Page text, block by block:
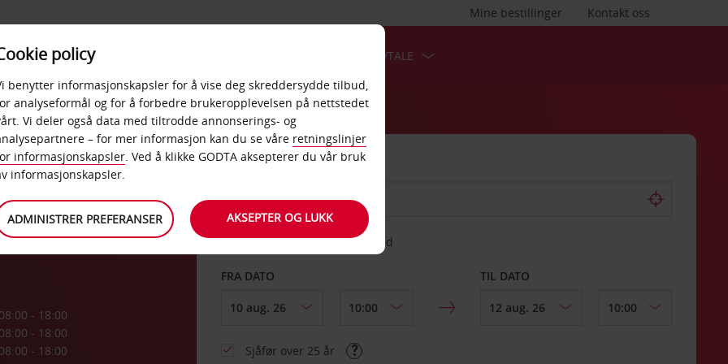
Kontakt oss
Mine bestillinger
PRODUKTER BEDRIFTSAVTALE
08:00 - 18:00
08:00 - 18:00
08:00 - 18:00
HENT FRA
Velg et annet leveringssted
FRA DATO TIL DATO
Sjåfør over 25 år
policy
benytter informasjonskapsler for å vise deg skreddersydde tilbud,
analyseformål og for å forbedre brukeropplevelsen på nettstedet
Vi deler også data med tiltrodde annonserings- og
– for mer informasjon kan du se våre retningslinjer
informasjonskapsler. Ved å klikke GODTA aksepterer du vår bruk
informasjonskapsler.
ADMINISTRER PREFERANSER AKSEPTER OG LUKK